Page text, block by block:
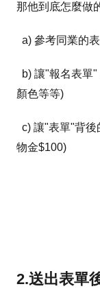
那他到底怎麼做
a) 參考同業的
b) 讓"報名表單
顏色等等)
c) 讓"表單"背後
物金$100)
2.送出表單